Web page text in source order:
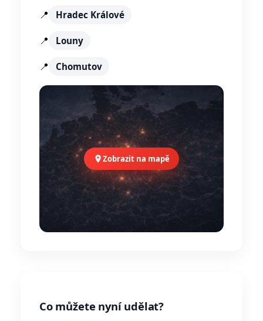
📍 Hradec Králové
📍 Louny
📍 Chomutov
Zobrazit na mapě
Co můžete nyní udělat?